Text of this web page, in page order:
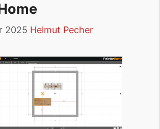
2025 Helmut Pecher